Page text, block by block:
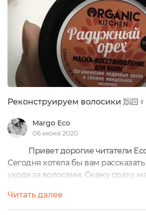
Реконструируем волосики 🧖🏻♀
Margo Eco
06 июня 2020
Привет дорогие читатели
Сегодня хотела бы вам
ухода за волосами. Скажу сразу,
Речь пойдет о маске : Маска-
волос "Радужный орех" серия
Читать далее